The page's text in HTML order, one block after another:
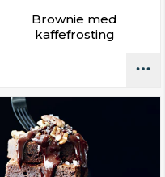
Brownie med
kaffefrosting